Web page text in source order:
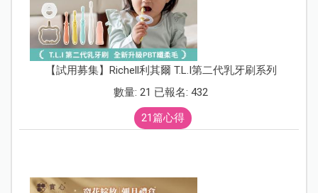
【試用募集】Richell利其爾 T.L.I第二代乳牙刷系列
數量: 21 已報名: 432
21篇心得